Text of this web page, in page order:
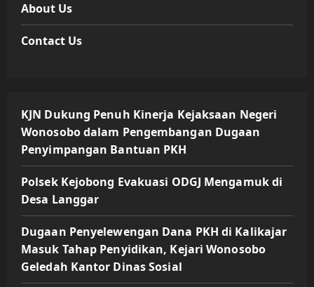
About Us
Contact Us
KJN Dukung Penuh Kinerja Kejaksaan Negeri
Wonosobo dalam Pengembangan Dugaan
Penyimpangan Bantuan PKH
Polsek Kejobong Evakuasi ODGJ Mengamuk di
Desa Langgar
Dugaan Penyelewengan Dana PKH di Kalikajar
Masuk Tahap Penyidikan, Kejari Wonosobo
Geledah Kantor Dinas Sosial